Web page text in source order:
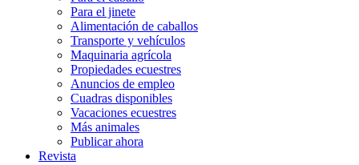
Para el jinete
Alimentación de caballos
Transporte y vehículos
Maquinaria agrícola
Propiedades ecuestres
Anuncios de empleo
Cuadras disponibles
Vacaciones ecuestres
Más animales
Publicar ahora
Revista